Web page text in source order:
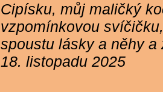
Cipísku, můj maličký
vzpomínkovou
spoustu lásky a něhy
18. listopadu 2025